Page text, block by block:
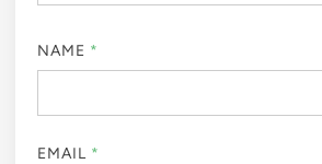
NAME *
EMAIL *